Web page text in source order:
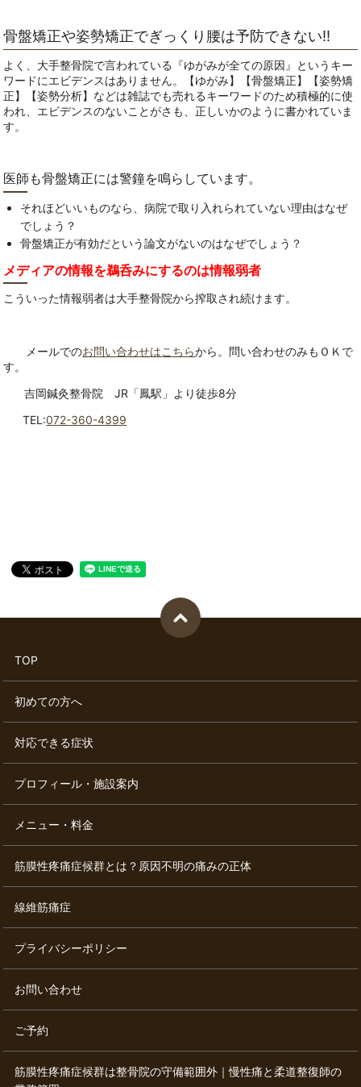
骨盤矯正や姿勢矯正でぎっくり腰は予防できない‼
よく、大手整骨院で言われている『ゆがみが全ての原因』というキー
ワードにエビデンスはありません。【ゆがみ】【骨盤矯正】【姿勢矯
正】【姿勢分析】などは雑誌でも売れるキーワードのため積極的に使
われ、エビデンスのないことがさも、正しいかのように書かれていま
す。
医師も骨盤矯正には警鐘を鳴らしています。
それほどいいものなら、病院で取り入れられていない理由はなぜ
でしょう？
骨盤矯正が有効だという論文がないのはなぜでしょう？
メディアの情報を鵜呑みにするのは情報弱者
こういった情報弱者は大手整骨院から搾取され続けます。
メールでのお問い合わせはこちらから。問い合わせのみもＯＫで
す。
吉岡鍼灸整骨院 JR「鳳駅」より徒歩8分
TEL:072-360-4399
TOP
初めての方へ
対応できる症状
プロフィール・施設案内
メニュー・料金
筋膜性疼痛症候群とは？原因不明の痛みの正体
線維筋痛症
プライバシーポリシー
お問い合わせ
ご予約
筋膜性疼痛症候群は整骨院の守備範囲外｜慢性痛と柔道整復師の